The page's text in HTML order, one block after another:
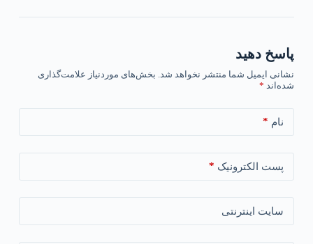
پاسخ دهید
نشانی ایمیل شما منتشر نخواهد شد. بخش‌های موردنیاز علامت‌گذاری
شده‌اند *
نام *
پست الکترونیک *
سایت اینترنتی